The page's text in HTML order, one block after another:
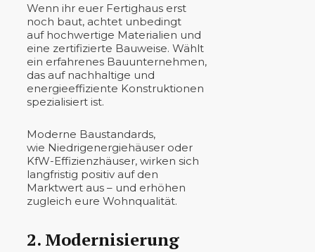
Wenn ihr euer Fertighaus erst
noch baut, achtet unbedingt
auf hochwertige Materialien und
eine zertifizierte Bauweise. Wählt
ein erfahrenes Bauunternehmen,
das auf nachhaltige und
energieeffiziente Konstruktionen
spezialisiert ist.
Moderne Baustandards,
wie Niedrigenergiehäuser oder
KfW-Effizienzhäuser, wirken sich
langfristig positiv auf den
Marktwert aus – und erhöhen
zugleich eure Wohnqualität.
2. Modernisierung